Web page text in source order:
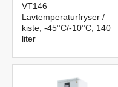
VT146 –
Lavtemperaturfryser /
kiste, -45°C/-10°C, 140
liter